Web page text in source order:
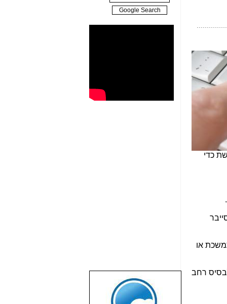
כדי
או
רחב
שבוע טוב לכל
הגולשים באשר